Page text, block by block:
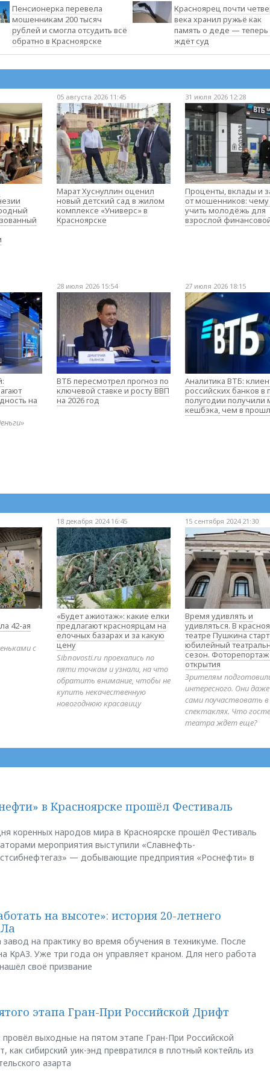
Пенсионерка перевела
мошенникам 200 тысяч
рублей и смогла отсудить всё
обратно в Красноярске
Красноярец почти
века хранил ружьё как
память о деде — теперь
ждёт суд
05 августа 2026 11:45
Марат Хуснуллин оценил
новый детский сад в жилом
комплексе «Универс» в
Красноярске
31 июля 2026 12:28
Проценты, вклады и
от мошенников: чему
учить молодёжь для
взрослой
на
28 июля 2026 15:54
ВТБ пересмотрел прогноз по
ключевой ставке и росту ВВП
на 2026 год
27 июля 2026 18:15
Аналитика ВТБ:
российских банков в
полугодии
кешбэка, чем в
42-ая
с
18 декабря 2024 16:45
«Будет ажиотаж»: какие елки
предлагают красноярцам на
елочных базарах и за какую
цену
Sibnovosti.ru проехались по
пяти точкам и узнали, на что
обратить внимание, чтобы не
купить некачественную
новогоднюю красавицу
15 сентября 2024 21:30
Время удивлять и
удивляться. В
театре Пушкина
юбилейный
сезон. Фоторепортаж
открытия
Зрителям
интересного. Они
сами поучаствовать в
спектаклях. Что
театра ждет еще?
в Красноярске прошёл Фестиваль
коренных народов мира в Красноярске прошёл Фестиваль
мероприятия выступили «Славнефть-
— добывающие предприятия «Роснефти» в
на высоте»: история 20-летнего
на практику во время обучения в техникуме. После
КрАЗ. Уже три года он управляет краном. Для него работа
своё призвание
этапа Гран-При Российской Дрифт
выходные на пятом этапе Гран-При Российской
как сибирский уик-энд превратился в плотный коктейль из
азарта